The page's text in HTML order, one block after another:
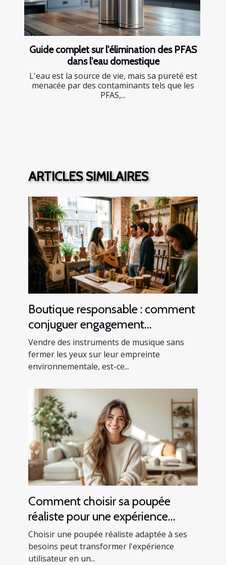
Guide complet sur l'élimination des PFAS
dans l'eau domestique
L'eau est la source de vie, mais sa pureté est
menacée par des contaminants tels que les
PFAS,...
ARTICLES SIMILAIRES
Boutique responsable : comment
conjuguer engagement
écologique et vente
d’instruments
Vendre des instruments de musique sans
fermer les yeux sur leur empreinte
environnementale, est-ce...
Comment choisir sa poupée
réaliste pour une expérience
optimale ?
Choisir une poupée réaliste adaptée à ses
besoins peut transformer l'expérience
utilisateur en un...